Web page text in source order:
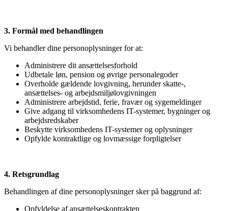
3. Formål med behandlingen
Vi behandler dine personoplysninger for at:
Administrere dit ansættelsesforhold
Udbetale løn, pension og øvrige personalegoder
Overholde gældende lovgivning, herunder skatte-,
ansættelses- og arbejdsmiljølovgivningen
Administrere arbejdstid, ferie, fravær og sygemeldinger
Give adgang til virksomhedens IT-systemer, bygninger og
arbejdsredskaber
Beskytte virksomhedens IT-systemer og oplysninger
Opfylde kontraktlige og lovmæssige forpligtelser
4. Retsgrundlag
Behandlingen af dine personoplysninger sker på baggrund af:
Opfyldelse af ansættelseskontrakten